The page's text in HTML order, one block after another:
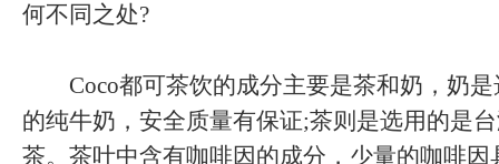
何不同之处?
Coco都可茶饮的成分主要是茶和奶，奶是
的纯牛奶，安全质量有保证;茶则是选用的是
茶。茶叶中含有咖啡因的成分，少量的咖啡因